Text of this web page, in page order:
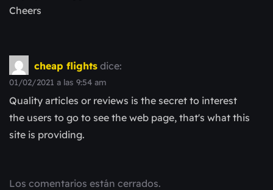
Cheers
cheap flights dice:
01/02/2021 a las 9:54 am
Quality articles or reviews is the secret to interest
the users to go to see the web page, that's what this
site is providing.
Los comentarios están cerrados.